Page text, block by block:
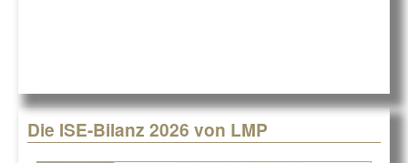
Die ISE-Bilanz 2026 von LMP